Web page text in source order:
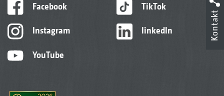
Facebook
Instagram
YouTube
TikTok
linkedIn Kontakt